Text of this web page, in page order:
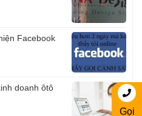
Facebook
doanh ôtô
Gọi